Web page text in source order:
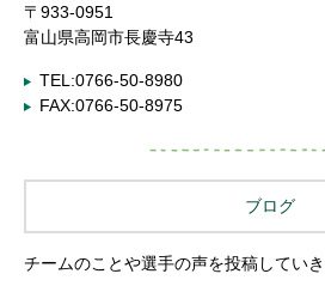
〒933-0951
富山県高岡市長慶寺43
TEL:0766-50-8980
FAX:0766-50-8975
ブログ
チームのことや選手の声を投稿していき